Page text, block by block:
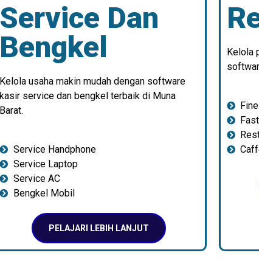
Service Dan
Bengkel
Kelola usaha makin mudah dengan software
kasir service dan bengkel terbaik di Muna
Barat.
Service Handphone
Service Laptop
Service AC
Bengkel Mobil
PELAJARI LEBIH LANJUT
Kelola